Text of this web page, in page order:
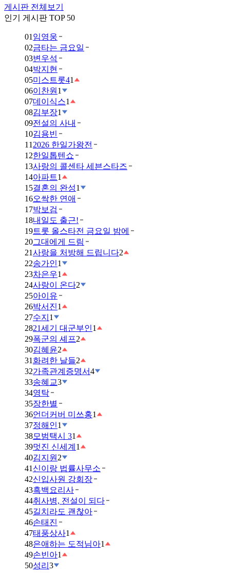
게시판 전체보기
인기 게시판 TOP 50
01 임영웅
02금타는 금요일
03변우석
04박지현
05미스트롯41
06이찬원 1
07데이식스1
08김부장1
09전설의 사내
10김용빈
11 2026 한일가왕전
12한일톱텐쇼
13사랑의 콜센타 세븐스타즈
14아파트1
15결혼의 완성1
16오싹한 연애
17박보검
18내일도 출근!
19트롯 올스타전 금요일 밤에
20그대에게 드림
21사랑을 처방해 드립니다2
22송가인1
23차은우1
24사랑이 온다2
25아이유
26박서진1
27수지 1
2821세기 대군부인1
29폭군의 셰프2
30김혜윤2
31 화려한 날들2
32가족관계증명서4
33송혜교3
34영탁
35장한별
36언더커버 미쓰홍1
37정해인1
38모범택시 31
39멋진 신세계 1
40김지원 2
41 신이랑 법률사무소
42신입사원 강회장
43흑백요리사
44취사병, 전설이 되다
45길치라도 괜찮아
46손태진
47태풍상사1
48은애하는 도적님아1
49손빈아1
50성리 3